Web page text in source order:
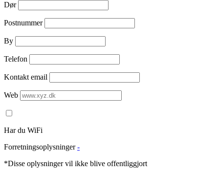
Dør
Postnummer
By
Telefon
Kontakt email
Web
Har du WiFi
Forretningsoplysninger -
*Disse oplysninger vil ikke blive offentliggjort